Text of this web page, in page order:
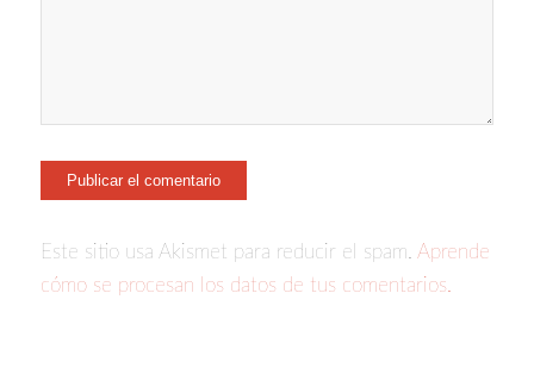
Este sitio usa Akismet para reducir el spam. Aprende
cómo se procesan los datos de tus comentarios.